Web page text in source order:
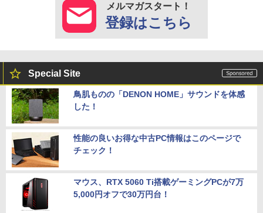
メルマガスタート！
登録はこちら
Special Site
鳥肌ものの「DENON HOME」サウンドを体感
した！
性能の良いお得な中古PC情報はこのページで
チェック！
マウス、RTX 5060 Ti搭載ゲーミングPCが7万
5,000円オフで30万円台！